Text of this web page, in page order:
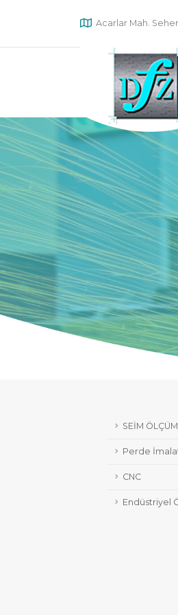
Acarlar Mah.
SEİM
Perde
CNC
Endüstriyel